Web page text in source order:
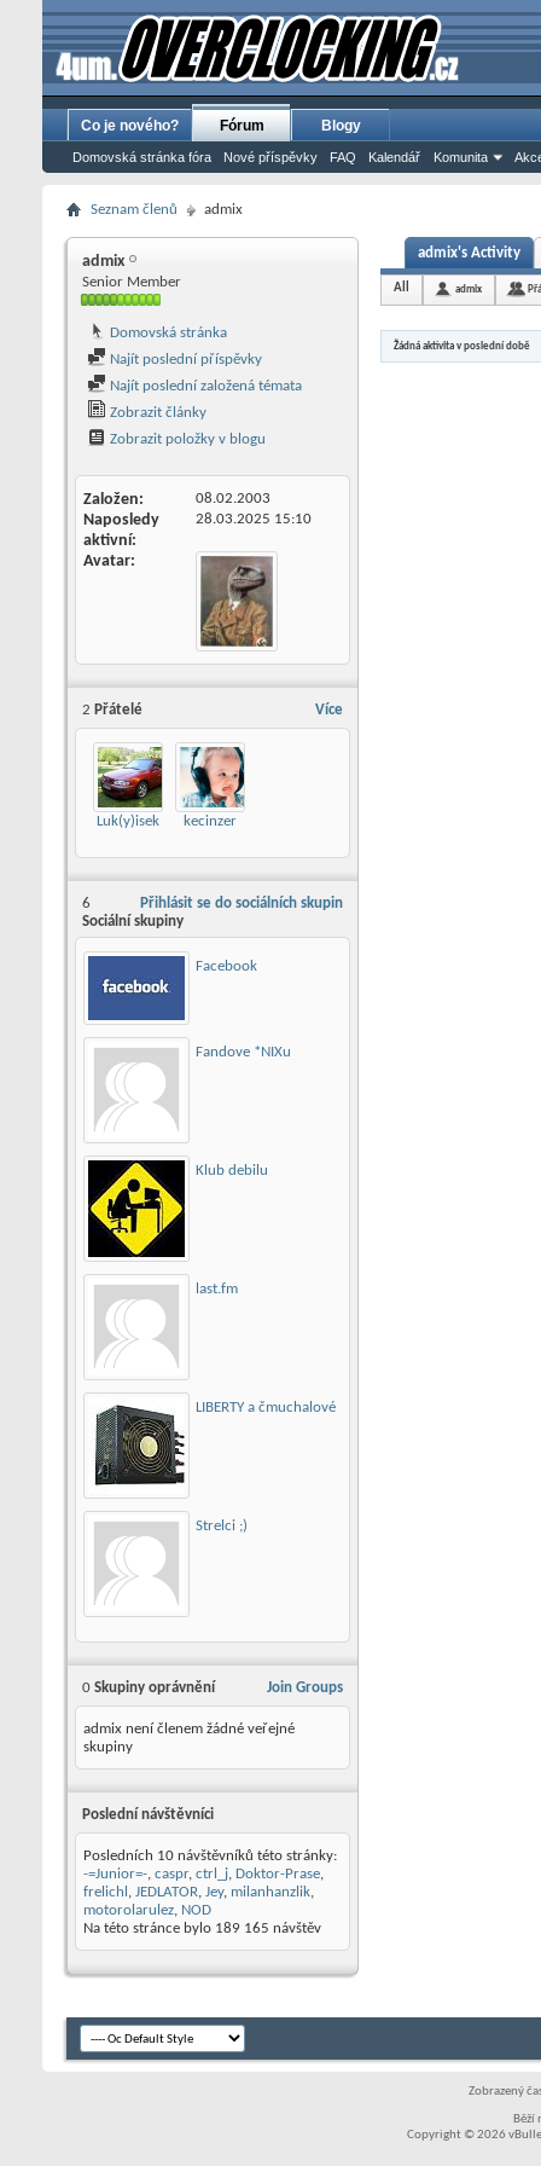
Co je nového? Fórum
Domovská stránka fóra Nové příspěvky FAQ Kalendář Komunita
Blogy
Seznam členů admix
admix
Senior Member
Domovská stránka
Najít poslední příspěvky
Najít poslední založená témata
Zobrazit články
Zobrazit položky v blogu
Založen 08.02.2003
Naposledy
aktivní
28.03.2025 15:10
Avatar
Více
2 Přátelé
Luk(y)isek kecinzer
Přihlásit se do sociálních skupin
6
Sociální skupiny
Facebook
Fandove *NIXu
Klub debilu
last.fm
LIBERTY a čmuchalové
Strelci ;)
Join Groups
0 Skupiny oprávnění
admix není členem žádné veřejné
skupiny
Poslední návštěvníci
Posledních 10 návštěvníků této stránky:
-=Junior=-, caspr, ctrl_j, Doktor-Prase,
frelichl , JEDLATOR, Jey, milanhanzlik,
motorolarulez, NOD
Na této stránce bylo 189 165 návštěv
admix's Activity
All admix
Žádná aktivita v poslední době
Zobrazený
Běží
Copyright © 2026